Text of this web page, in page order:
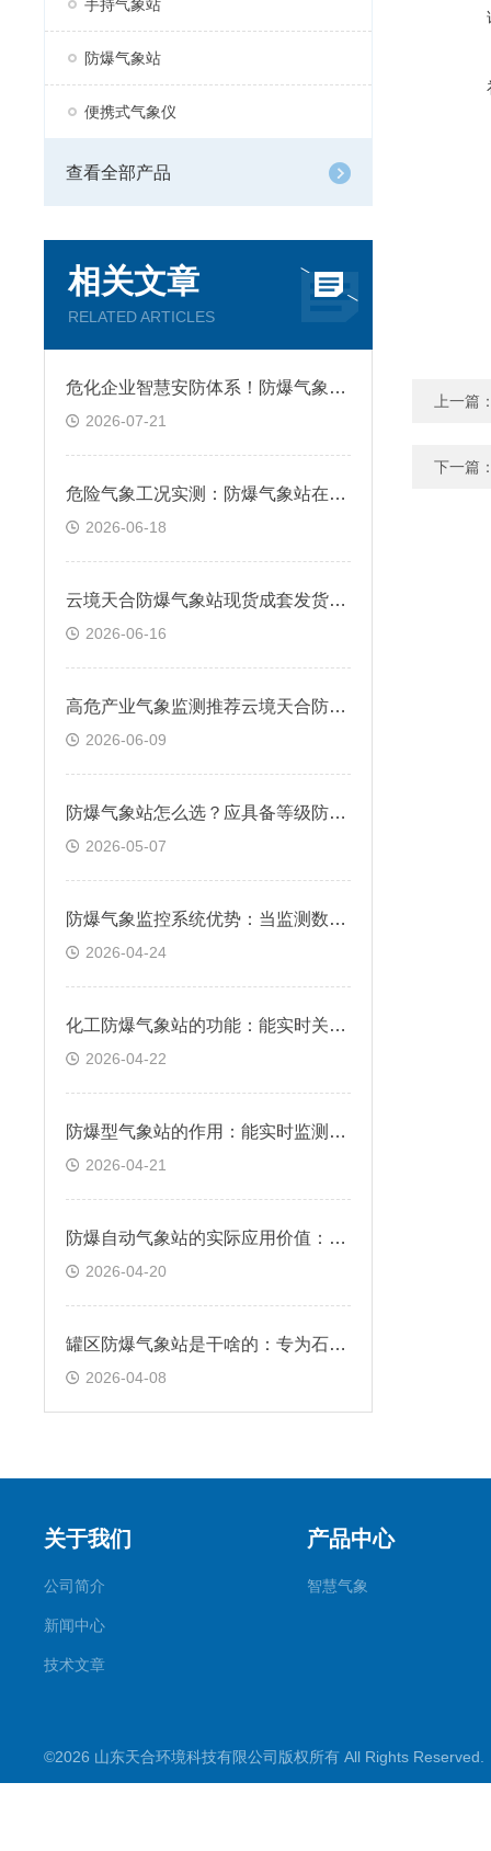
手持气象站
防爆气象站
便携式气象仪
查看全部产品
相关文章
RELATED ARTICLES
危化企业智慧安防体系！防爆气象站联动安全预警平台应用
2026-07-21
危险气象工况实测：防爆气象站在盐雾、高温、粉尘环境运行表现
2026-06-18
云境天合防爆气象站现货成套发货：石化危化项目厂区气象安全监测方案
2026-06-16
高危产业气象监测推荐云境天合防爆气象站的原因？价格+品质+服务三重保障
2026-06-09
防爆气象站怎么选？应具备等级防爆证书，耐腐蚀、抗氧化等特性
2026-05-07
防爆气象监控系统优势：当监测数据超出预设安全阈值时，系统自动触发预警
2026-04-24
化工防爆气象站的功能：能实时关键气象参数，为化工生产提供数据支撑
2026-04-22
防爆型气象站的作用：能实时监测并传输气象数据，提供精准可靠的气象信息
2026-04-21
防爆自动气象站的实际应用价值：有效降低事故风险，提升应急响应效率
2026-04-20
罐区防爆气象站是干啥的：专为石油、化工等易燃易爆环境设计的气象监测设备
2026-04-08
上一篇
下一篇
关于我们
公司简介
新闻中心
技术文章
产品中心
智慧气象
©2026 山东天合环境科技有限公司版权所有 All Rights